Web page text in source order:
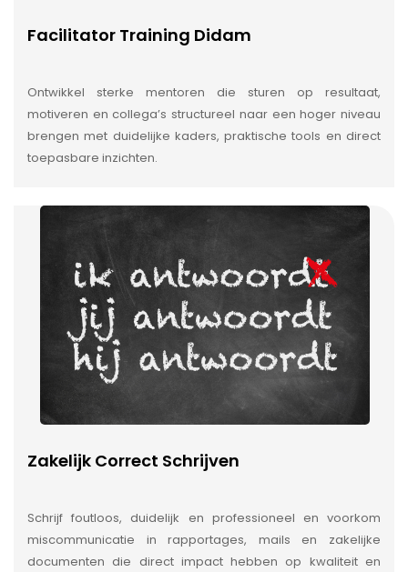
Facilitator Training Didam
Ontwikkel sterke mentoren die sturen op resultaat,
motiveren en collega’s structureel naar een hoger niveau
brengen met duidelijke kaders, praktische tools en direct
toepasbare inzichten.
Zakelijk Correct Schrijven
Schrijf foutloos, duidelijk en professioneel en voorkom
miscommunicatie in rapportages, mails en zakelijke
documenten die direct impact hebben op kwaliteit en